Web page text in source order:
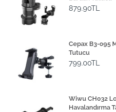
879.90TL
Cepax B3-095
Tutucu
799.00TL
Wiwu CH032
Havalandırma